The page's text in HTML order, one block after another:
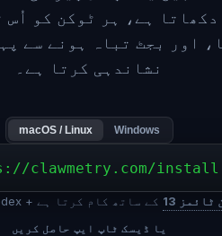
ہے، ہر ٹوکن کو اُس
اور بجٹ تباہ ہونے سے
نشاندہی کرتا ہے۔
macOS / Linux Windows
clawmetry.com/
OpenClaw، Hermes، Claude Code، Codex + کے ساتھ کام کرتا ہے ٹائمز
یا ڈیسک ٹاپ ایپ حاصل کریں